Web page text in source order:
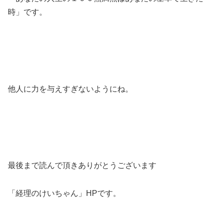
時」です。
他人に力を与えすぎないようにね。
最後まで読んで頂きありがとうございます
「経理のけいちゃん」HPです。